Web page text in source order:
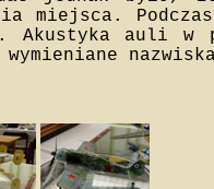
miejsca. Podczas
auli w